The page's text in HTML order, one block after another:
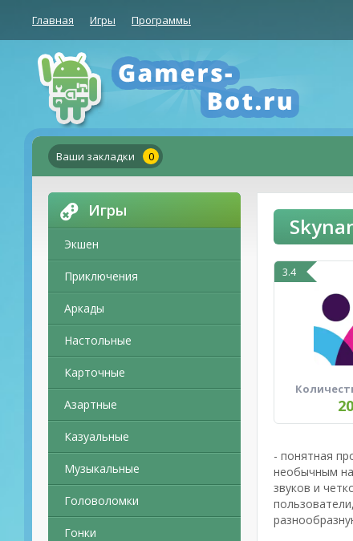
Главная Игры Программы
Ваши закладки 0
Игры
Экшен
Приключения
Аркады
Настольные
Карточные
Азартные
Казуальные
Музыкальные
Головоломки
Гонки
3.4
- понятная
необычным
звуков и